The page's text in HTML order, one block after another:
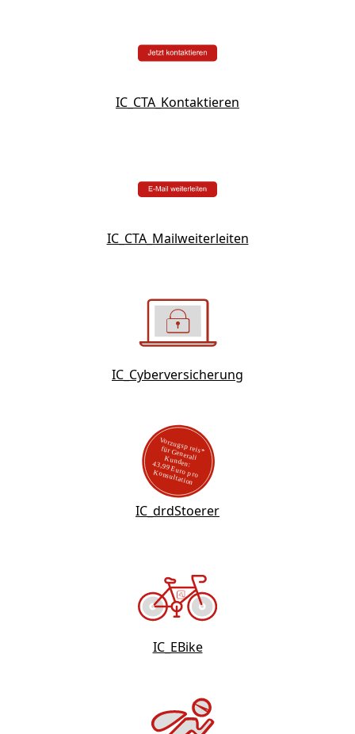
IC_CTA_Kontaktieren
IC_CTA_Mailweiterleiten
IC_Cyberversicherung
IC_drdStoerer
IC_EBike